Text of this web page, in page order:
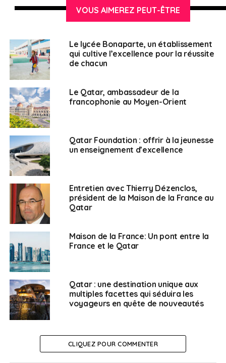
VOUS AIMEREZ PEUT-ÊTRE
Le lycée Bonaparte, un établissement
qui cultive l’excellence pour la réussite
de chacun
Le Qatar, ambassadeur de la
francophonie au Moyen-Orient
Qatar Foundation : offrir à la jeunesse
un enseignement d’excellence
Entretien avec Thierry Dézenclos,
président de la Maison de la France au
Qatar
Maison de la France: Un pont entre la
France et le Qatar
Qatar : une destination unique aux
multiples facettes qui séduira les
voyageurs en quête de nouveautés
CLIQUEZ POUR COMMENTER